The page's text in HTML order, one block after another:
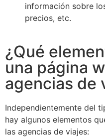
información sobre
precios, etc.
¿Qué
una página
agencias de
Independientemente del
hay algunos elementos
las agencias de viajes: